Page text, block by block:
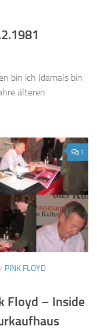
bin ich (damals bin
älteren
1
/ PINK FLOYD
Floyd – Inside